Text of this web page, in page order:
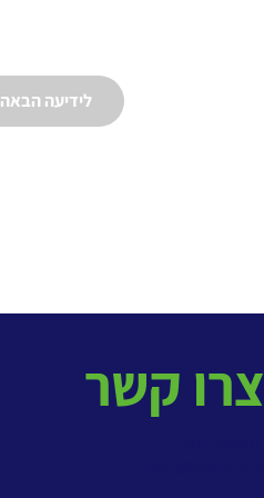
לידיעה הבאה
צרו קשר